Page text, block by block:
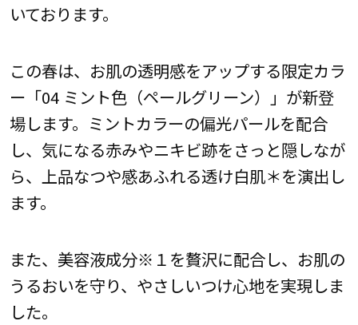
いております。
この春は、お肌の透明感をアップする限定カラ
ー「04 ミント色（ペールグリーン）」が新登
場します。ミントカラーの偏光パールを配合
し、気になる赤みやニキビ跡をさっと隠しなが
ら、上品なつや感あふれる透け白肌＊を演出し
ます。
また、美容液成分※１を贅沢に配合し、お肌の
うるおいを守り、やさしいつけ心地を実現しま
した。